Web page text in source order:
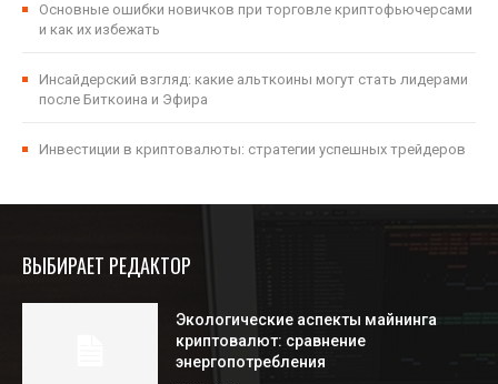
Основные ошибки новичков при торговле криптофьючерсами
и как их избежать
Инсайдерский взгляд: какие альткоины могут стать лидерами
после Биткоина и Эфира
Инвестиции в криптовалюты: стратегии успешных трейдеров
ВЫБИРАЕТ РЕДАКТОР
Экологические аспекты майнинга
криптовалют: сравнение
энергопотребления